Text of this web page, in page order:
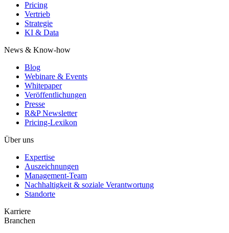
Pricing
Vertrieb
Strategie
KI & Data
News & Know-how
Blog
Webinare & Events
Whitepaper
Veröffentlichungen
Presse
R&P Newsletter
Pricing-Lexikon
Über uns
Expertise
Auszeichnungen
Management-Team
Nachhaltigkeit & soziale Verantwortung
Standorte
Karriere
Branchen